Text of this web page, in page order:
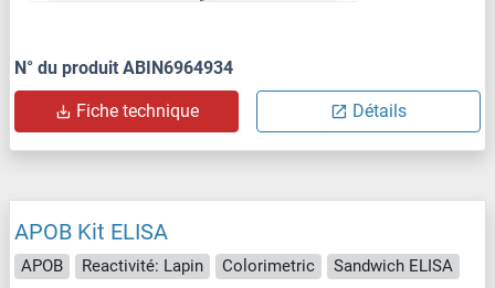
N° du produit ABIN6964934
Fiche technique Détails
APOB Kit ELISA
APOB Reactivité: Lapin Colorimetric
Sandwich ELISA